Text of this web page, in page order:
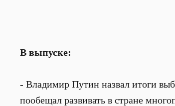
В выпуске:
- Владимир Путин назвал итоги
пообещал развивать в стране